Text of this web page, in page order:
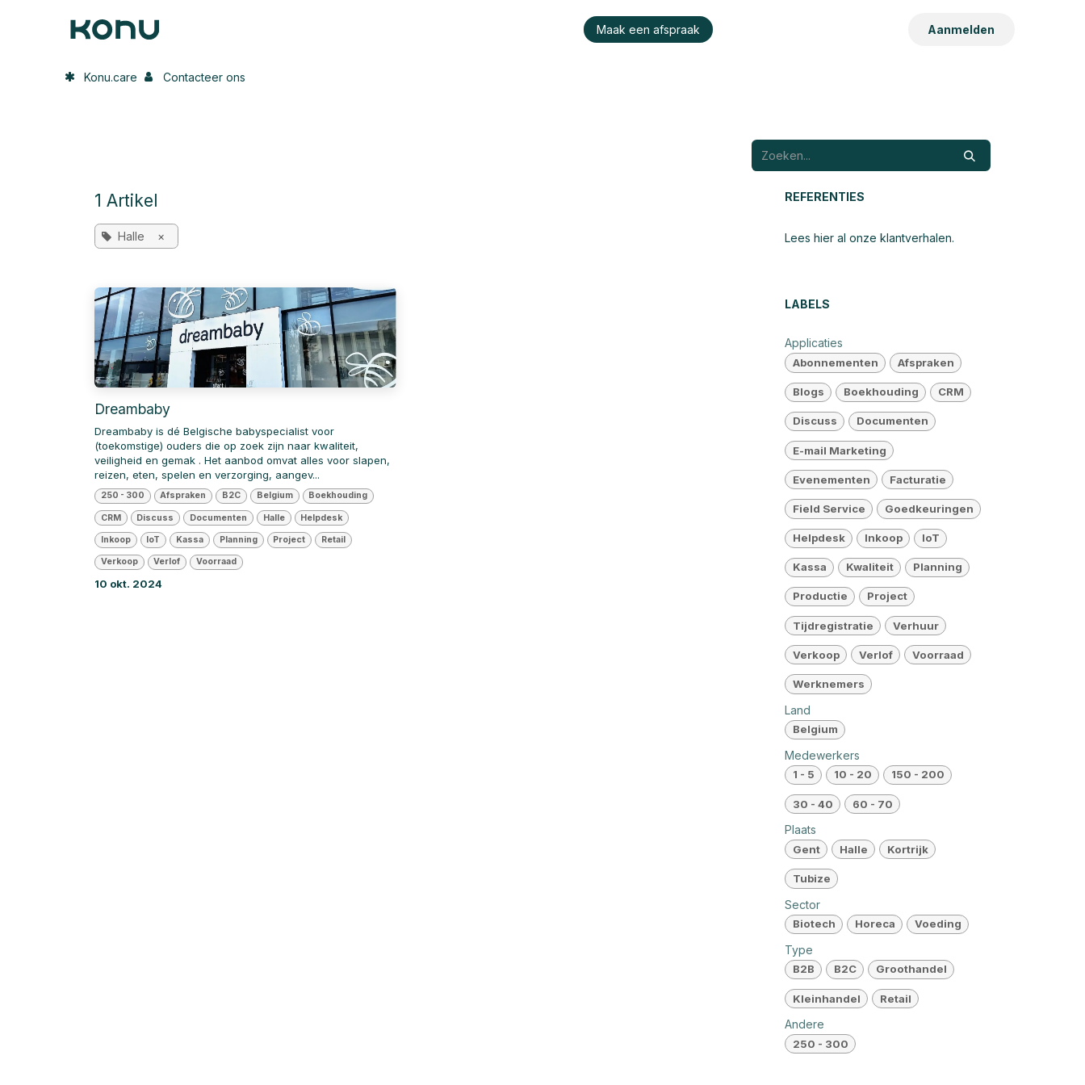
Maak een afspraak Aanmelden
Konu.care Contacteer ons
1 Artikel
Halle ×
Dreambaby
Dreambaby is dé Belgische babyspecialist voor
(toekomstige) ouders die op zoek zijn naar kwaliteit,
veiligheid en gemak . Het aanbod omvat alles voor slapen,
reizen, eten, spelen en verzorging, aangev...
250 - 300 Afspraken B2C Belgium Boekhouding
CRM Discuss Documenten Halle Helpdesk
Inkoop IoT Kassa Planning Project Retail
Verkoop Verlof Voorraad
10 okt. 2024
REFERENTIES
Lees hier al onze klantverhalen.
LABELS
Applicaties
Abonnementen Afspraken
Blogs Boekhouding CRM
Discuss Documenten
E-mail Marketing
Evenementen Facturatie
Field Service Goedkeuringen
Helpdesk Inkoop IoT
Kassa Kwaliteit Planning
Productie Project
Tijdregistratie Verhuur
Verkoop Verlof Voorraad
Werknemers
Land
Belgium
Medewerkers
1 - 5 10 - 20 150 - 200
30 - 40 60 - 70
Plaats
Gent Halle Kortrijk
Tubize
Sector
Biotech Horeca Voeding
Type
B2B B2C Groothandel
Kleinhandel Retail
Andere
250 - 300